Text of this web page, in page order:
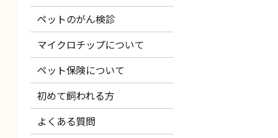
ペットのがん検診
マイクロチップについて
ペット保険について
初めて飼われる方
よくある質問